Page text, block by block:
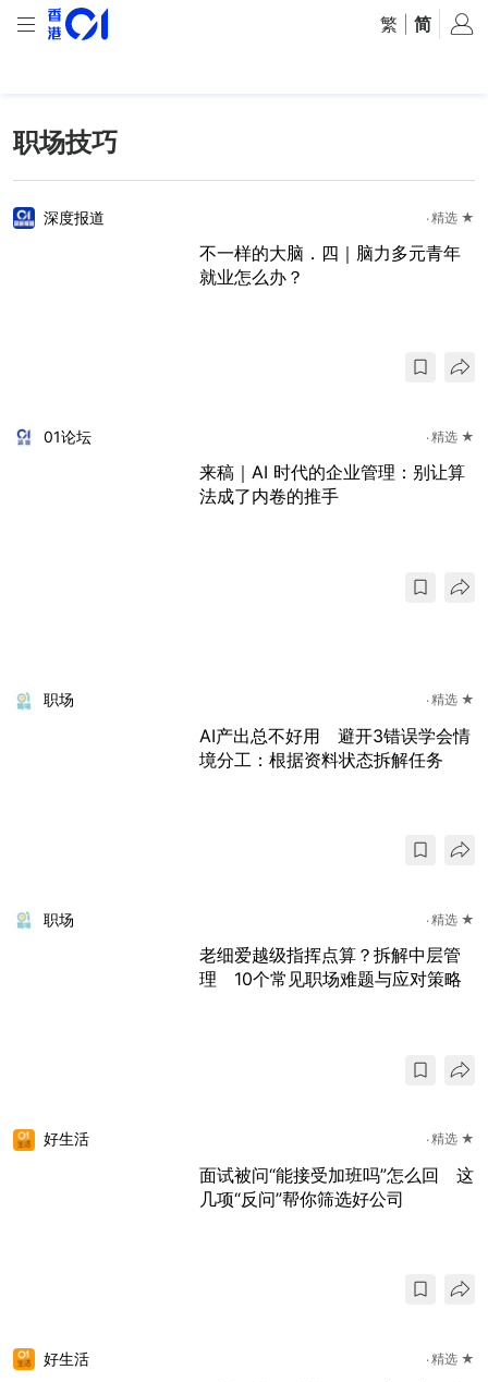
繁 简
职场技巧
深度报道 精选 ★
不一样的大脑．四｜脑力多元青年
就业怎么办？
01论坛 精选 ★
来稿｜AI 时代的企业管理：别让算
法成了内卷的推手
职场 精选 ★
AI产出总不好用 避开3错误学会情
境分工：根据资料状态拆解任务
职场 精选 ★
老细爱越级指挥点算？拆解中层管
理 10个常见职场难题与应对策略
好生活 精选 ★
面试被问“能接受加班吗”怎么回 这
几项“反问”帮你筛选好公司
好生活 精选 ★